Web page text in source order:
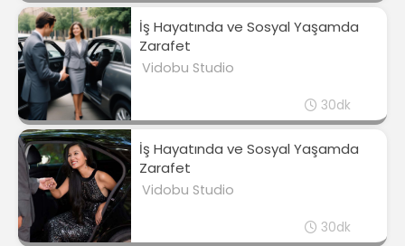
İş Hayatında ve Sosyal Yaşamda
Zarafet
Vidobu Studio
30dk
İş Hayatında ve Sosyal Yaşamda
Zarafet
Vidobu Studio
30dk